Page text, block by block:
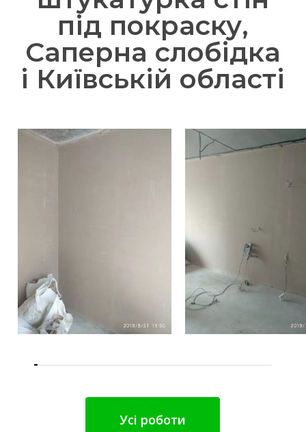
під покраску,
Саперна слобідка
і Київській області
Усі роботи